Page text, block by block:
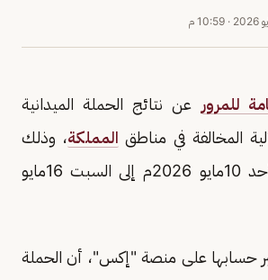
· 10:59 م
للمرور
عن نتائج الحملة الميدانية
المخالفة في مناطق المملكة، وذلك
خلال الفترة من الأحد 10مايو 2026م إلى السبت 16مايو
حسابها على منصة "إكس"، أن الحملة